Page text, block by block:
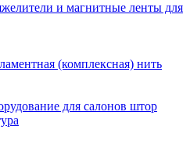
и магнитные ленты для
(комплексная) нить
для салонов штор